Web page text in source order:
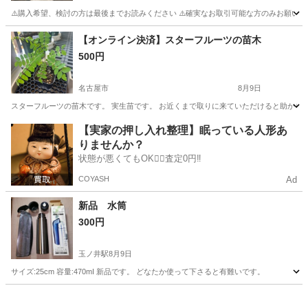
⚠️購入希望、検討の方は最後までお読みください ⚠️確実なお取引可能な方のみお願い
愛知 名古屋市 年中行事用品 クリスマスツリー
【オンライン決済】スターフルーツの苗木
500円
名古屋市 8月9日
スターフルーツの苗木です。 実生苗です。 お近くまで取りに来ていただけると助かり
愛知 名古屋市 家庭用品 苗木
【実家の押し入れ整理】眠っている人形あ
りませんか？
状態が悪くてもOK🙆‍♀️査定0円‼️
COYASH Ad
新品 水筒
300円
玉ノ井駅8月9日
サイズ:25cm 容量:470mI 新品です。 どなたか使って下さると有難いです。